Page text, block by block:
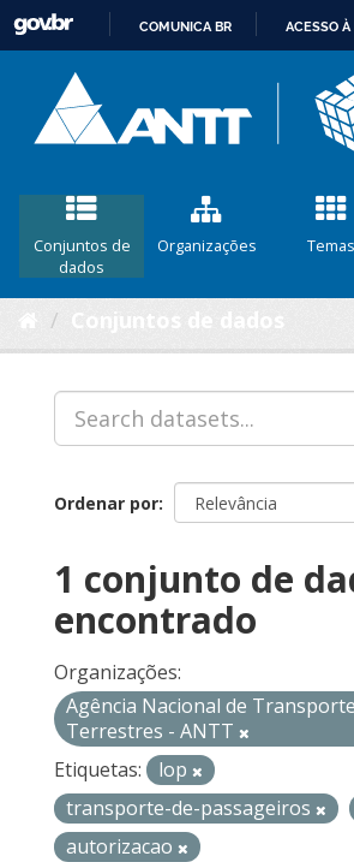
CONTEÚDO
COMUNICA BR ACESSO
Conjuntos de
dados
Organizações Temas
Ordenar por
1 conjunto de
encontrado
Organizações:
Agência Nacional de
Terrestres - ANTT
Etiquetas:
lop
transporte-de-passageiros
autorizacao